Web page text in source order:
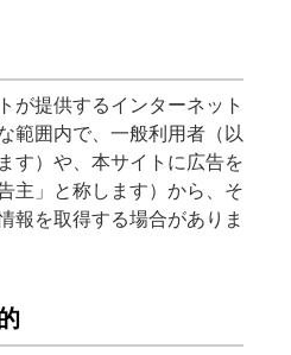
が提供するインターネット
範囲内で、一般利用者（以
す）や、本サイトに広告を
主」と称します）から、そ
報を取得する場合がありま